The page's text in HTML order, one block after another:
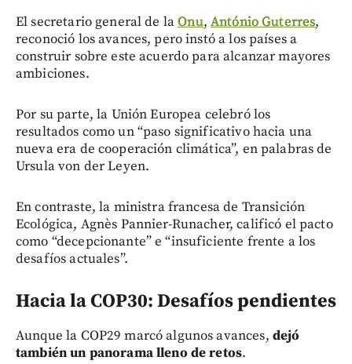
El secretario general de laOnu, António Guterres,
reconoció los avances, pero instó a los países a
construir sobre este acuerdo para alcanzar mayores
ambiciones.
Por su parte, la Unión Europea celebró los
resultados como un “paso significativo hacia una
nueva era de cooperación climática”, en palabras de
Ursula von der Leyen.
En contraste, la ministra francesa de Transición
Ecológica, Agnès Pannier-Runacher, calificó el pacto
como “decepcionante” e “insuficiente frente a los
desafíos actuales”.
Hacia la COP30: Desafíos pendientes
Aunque la COP29 marcó algunos avances, dejó
también un panorama lleno de retos.